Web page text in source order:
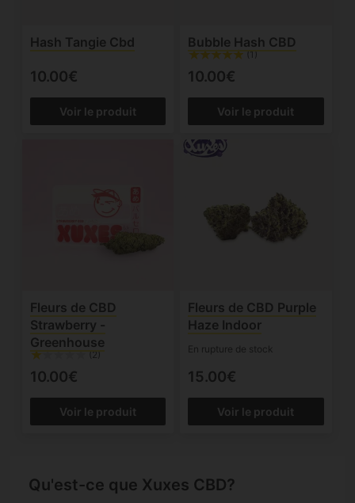
Hash Tangie Cbd
10.00€
Voir le produit
Bubble Hash CBD
(1)
10.00€
Voir le produit
Fleurs de CBD
Strawberry -
Greenhouse
(2)
10.00€
Voir le produit
Fleurs de CBD Purple
Haze Indoor
En rupture de stock
15.00€
Voir le produit
Qu'est-ce que Xuxes CBD?